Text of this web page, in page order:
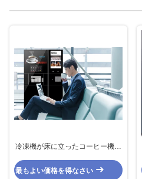
冷凍機が床に立ったコーヒー機に
最もよい価格を得なさい